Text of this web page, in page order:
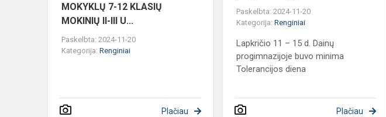
MOKYKLŲ 7-12 KLASIŲ
MOKINIŲ II-III U...
Paskelbta: 2024-11-20
Kategorija: Renginiai
Plačiau
Paskelbta: 2024-11-20
Kategorija:Renginiai
Lapkričio 11 – 15 d. Dainų
progimnazijoje buvo minima
Tolerancijos diena
Plačiau